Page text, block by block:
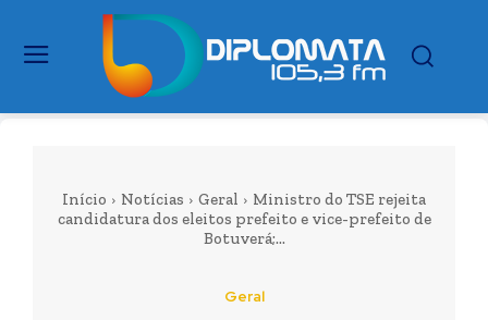
Início Notícias Geral
Ministro do TSE rejeita
candidatura dos eleitos prefeito e vice-prefeito de
Botuverá;...
Geral